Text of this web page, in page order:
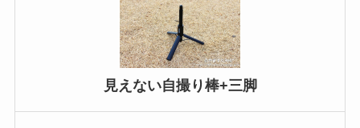
見えない自撮り棒+三脚